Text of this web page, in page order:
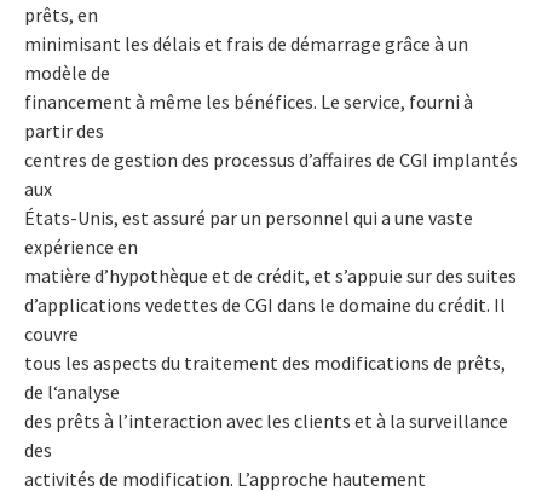
prêts, en
minimisant les délais et frais de démarrage grâce à un
modèle de
financement à même les bénéfices. Le service, fourni à
partir des
centres de gestion des processus d’affaires de CGI implantés
aux
États-Unis, est assuré par un personnel qui a une vaste
expérience en
matière d’hypothèque et de crédit, et s’appuie sur des suites
d’applications vedettes de CGI dans le domaine du crédit. Il
couvre
tous les aspects du traitement des modifications de prêts,
de l‘analyse
des prêts à l’interaction avec les clients et à la surveillance
des
activités de modification. L’approche hautement